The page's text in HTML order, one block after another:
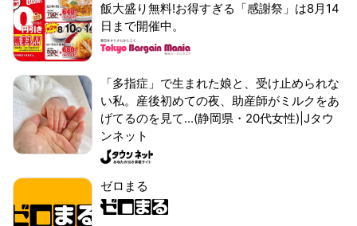
飯大盛り無料!お得すぎる「感謝祭」は8月14
日まで開催中。
「多指症」で生まれた娘と、受け止められな
い私。産後初めての夜、助産師がミルクをあ
げてるのを見て...(静岡県・20代女性)|Jタウ
ンネット
ゼロまる